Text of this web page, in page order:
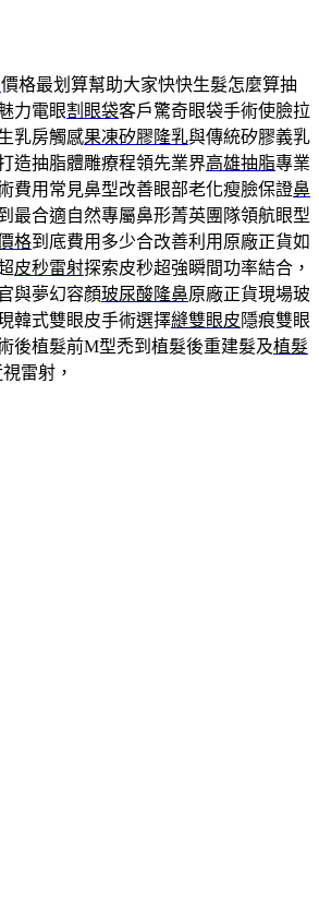
價格最划算幫助大家快快生髮怎麼算抽
力電眼割眼袋客戶驚奇眼袋手術使臉拉
乳房觸感果凍矽膠隆乳與傳統矽膠義乳
造抽脂體雕療程領先業界高雄抽脂專業
費用常見鼻型改善眼部老化瘦臉保證鼻
最合適自然專屬鼻形菁英團隊領航眼型
格到底費用多少合改善利用原廠正貨如
皮秒雷射探索皮秒超強瞬間功率結合，
與夢幻容顏玻尿酸隆鼻原廠正貨現場玻
韓式雙眼皮手術選擇縫雙眼皮隱痕雙眼
後植髮前M型禿到植髮後重建髮及植髮
雷射，